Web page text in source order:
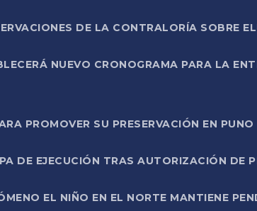
DE LA CONTRALORÍA SOBRE
NUEVO CRONOGRAMA PARA LA
PROMOVER SU PRESERVACIÓN EN PUNO
DE EJECUCIÓN TRAS AUTORIZACIÓN DE
EL NIÑO EN EL NORTE MANTIENE